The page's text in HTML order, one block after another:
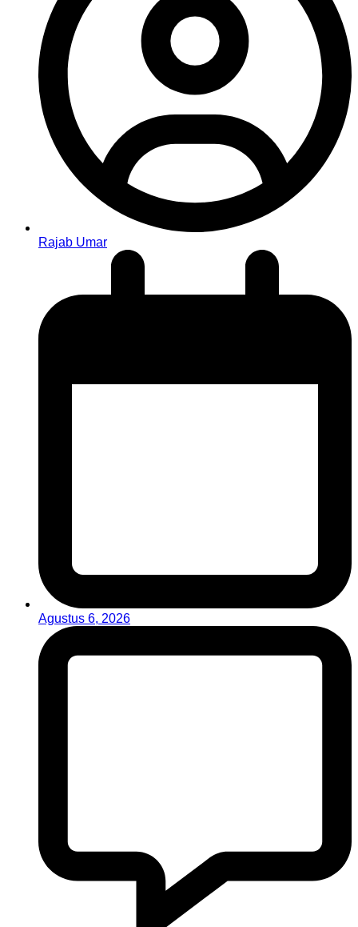
Rajab Umar
Agustus 6, 2026